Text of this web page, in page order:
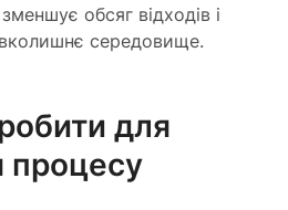
обсяг відходів і
середовище.
для
процесу